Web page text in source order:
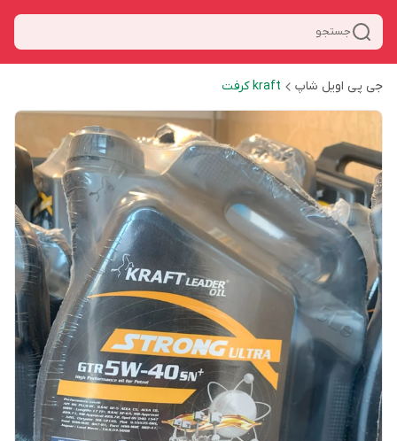
جستجو
جی پی اویل شاپ kraft کرفت